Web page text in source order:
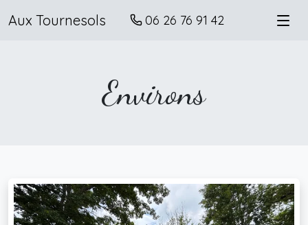
Aux Tournesols 06 26 76 91 42
Environs